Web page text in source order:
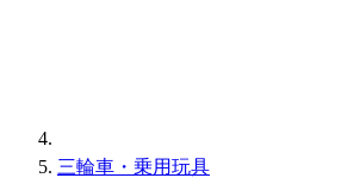
三輪車・乗用玩具